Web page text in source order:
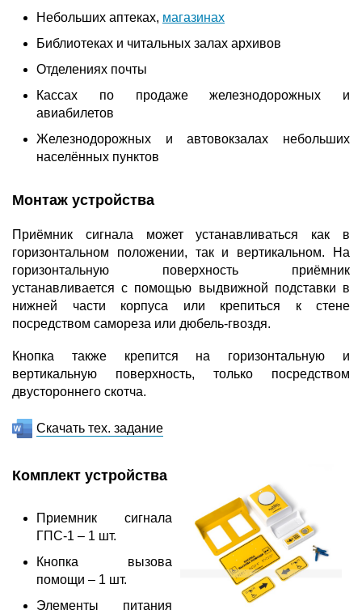
Небольших аптеках, магазинах
Библиотеках и читальных залах архивов
Отделениях почты
Кассах по продаже железнодорожных и
авиабилетов
Железнодорожных и автовокзалах небольших
населённых пунктов
Монтаж устройства
Приёмник сигнала может устанавливаться как в
горизонтальном положении, так и вертикальном. На
горизонтальную поверхность приёмник
устанавливается с помощью выдвижной подставки в
нижней части корпуса или крепиться к стене
посредством самореза или дюбель-гвоздя.
Кнопка также крепится на горизонтальную и
вертикальную поверхность, только посредством
двустороннего скотча.
Скачать тех. задание
Комплект устройства
Приемник сигнала
ГПС-1 – 1 шт.
Кнопка вызова
помощи – 1 шт.
Элементы питания